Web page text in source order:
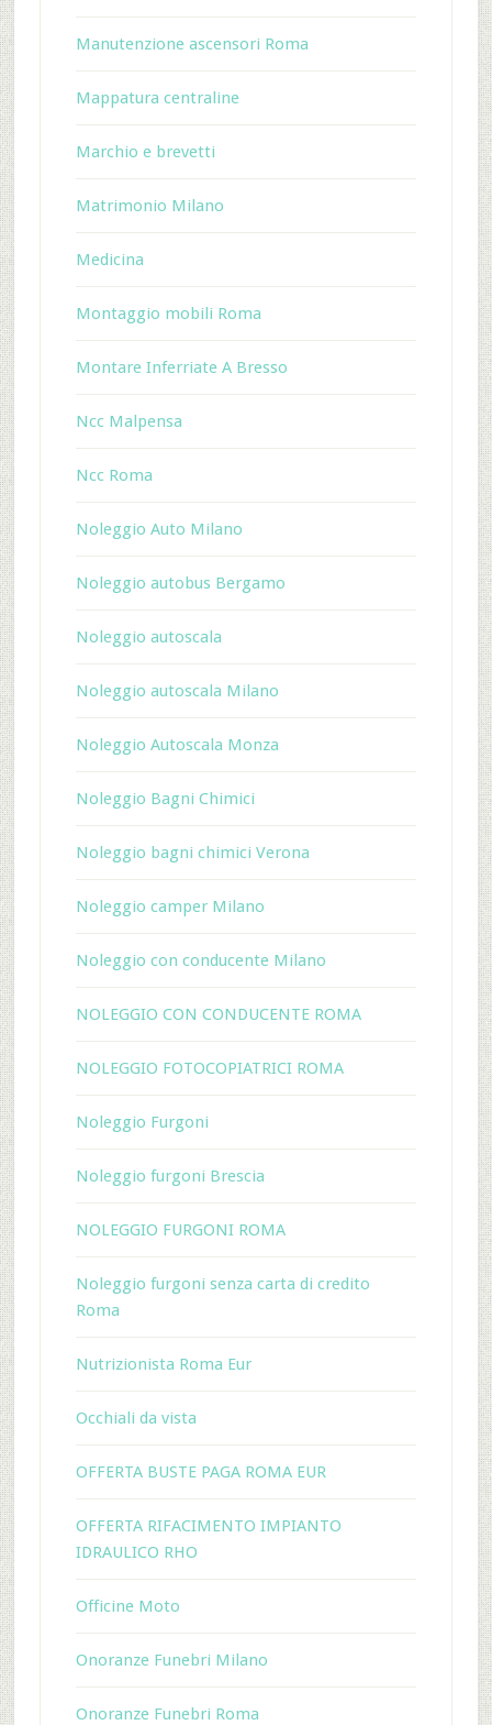
Manutenzione ascensori Roma
Mappatura centraline
Marchio e brevetti
Matrimonio Milano
Medicina
Montaggio mobili Roma
Montare Inferriate A Bresso
Ncc Malpensa
Ncc Roma
Noleggio Auto Milano
Noleggio autobus Bergamo
Noleggio autoscala
Noleggio autoscala Milano
Noleggio Autoscala Monza
Noleggio Bagni Chimici
Noleggio bagni chimici Verona
Noleggio camper Milano
Noleggio con conducente Milano
NOLEGGIO CON CONDUCENTE ROMA
NOLEGGIO FOTOCOPIATRICI ROMA
Noleggio Furgoni
Noleggio furgoni Brescia
NOLEGGIO FURGONI ROMA
Noleggio furgoni senza carta di credito
Roma
Nutrizionista Roma Eur
Occhiali da vista
OFFERTA BUSTE PAGA ROMA EUR
OFFERTA RIFACIMENTO IMPIANTO
IDRAULICO RHO
Officine Moto
Onoranze Funebri Milano
Onoranze Funebri Roma